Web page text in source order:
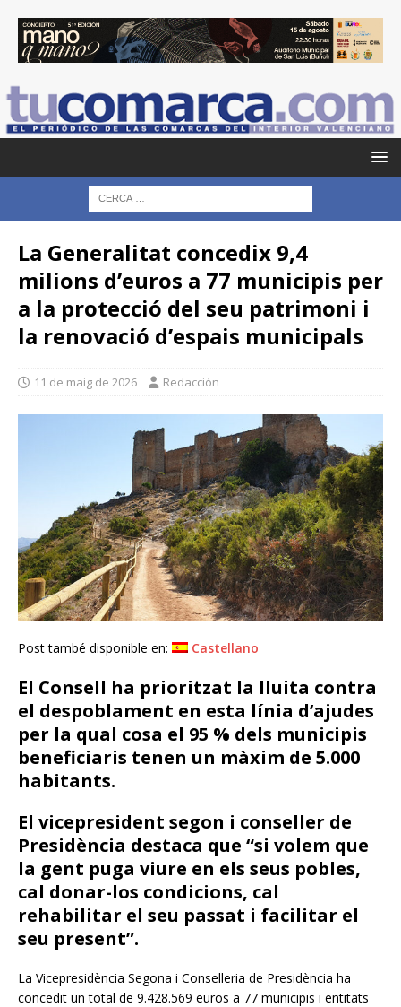
La Generalitat concedix 9,4
milions d’euros a 77 municipis per
a la protecció del seu patrimoni i
la renovació d’espais municipals
11 de maig de 2026 Redacción
Post també disponible en: Castellano
El Consell ha prioritzat la lluita contra
el despoblament en esta línia d’ajudes
per la qual cosa el 95 % dels municipis
beneficiaris tenen un màxim de 5.000
habitants.
El vicepresident segon i conseller de
Presidència destaca que “si volem que
la gent puga viure en els seus pobles,
cal donar-los condicions, cal
rehabilitar el seu passat i facilitar el
seu present”.
La Vicepresidència Segona i Conselleria de Presidència ha
concedit un total de 9.428.569 euros a 77 municipis i entitats